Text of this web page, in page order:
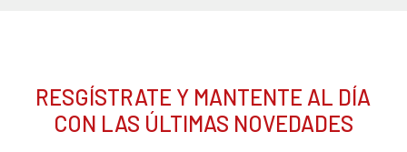
RESGÍSTRATE Y MANTENTE AL DÍA
CON LAS ÚLTIMAS NOVEDADES